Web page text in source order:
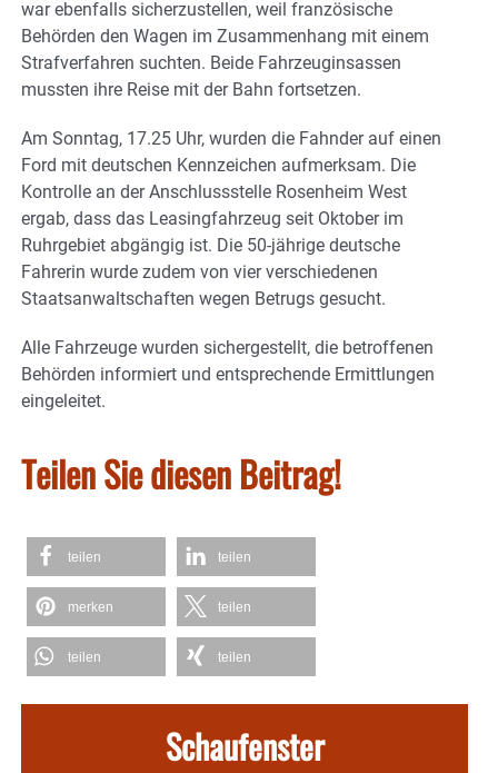
war ebenfalls sicherzustellen, weil französische
Behörden den Wagen im Zusammenhang mit einem
Strafverfahren suchten. Beide Fahrzeuginsassen
mussten ihre Reise mit der Bahn fortsetzen.
Am Sonntag, 17.25 Uhr, wurden die Fahnder auf einen
Ford mit deutschen Kennzeichen aufmerksam. Die
Kontrolle an der Anschlussstelle Rosenheim West
ergab, dass das Leasingfahrzeug seit Oktober im
Ruhrgebiet abgängig ist. Die 50-jährige deutsche
Fahrerin wurde zudem von vier verschiedenen
Staatsanwaltschaften wegen Betrugs gesucht.
Alle Fahrzeuge wurden sichergestellt, die betroffenen
Behörden informiert und entsprechende Ermittlungen
eingeleitet.
Teilen Sie diesen Beitrag!
teilen teilen
merken teilen
teilen teilen
Schaufenster